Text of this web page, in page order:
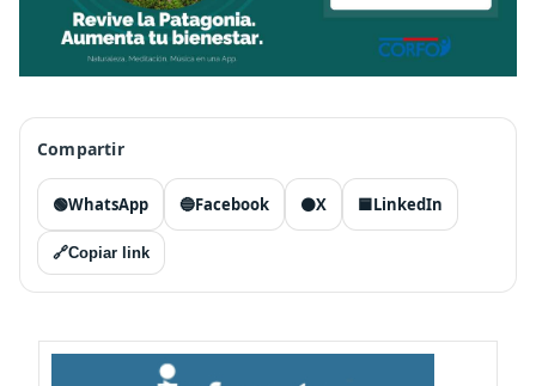
Compartir
🟢WhatsApp 🔵Facebook ⚫X 🟦LinkedIn
🔗Copiar link